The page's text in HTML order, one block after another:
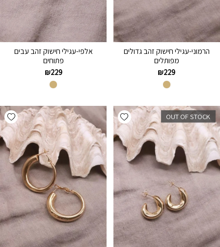
הרמוני-עגילי חישוק זהב גדולים
מפותלים
₪229
אלפי-עגילי חישוק זהב עבים
פתוחים
₪229
Add wishlist OUT OF STOCK